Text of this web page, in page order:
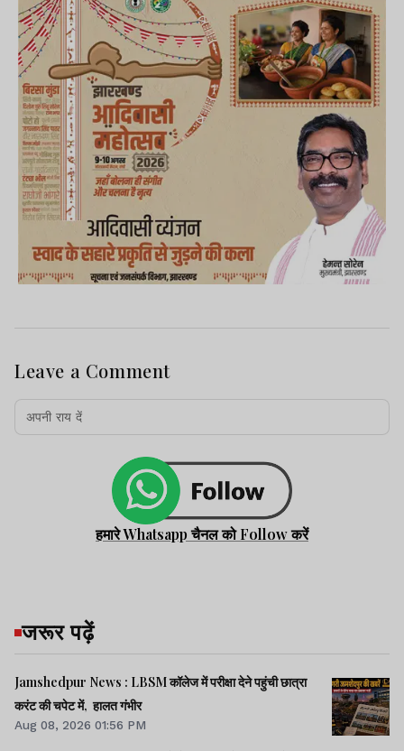
Leave a Comment
हमारे Whatsapp चैनल को Follow करें
जरूर पढ़ें
Jamshedpur News : LBSM कॉलेज में परीक्षा देने पहुंची छात्रा
करंट की चपेट में, हालत गंभीर
Aug 08, 2026 01:56 PM